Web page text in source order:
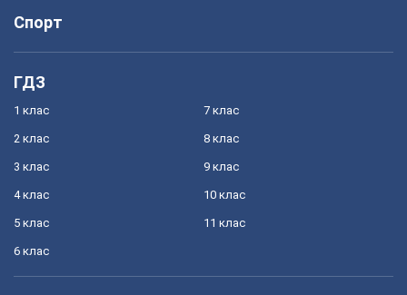
Спорт
ГДЗ
1 клас
2 клас
3 клас
4 клас
5 клас
6 клас
7 клас
8 клас
9 клас
10 клас
11 клас